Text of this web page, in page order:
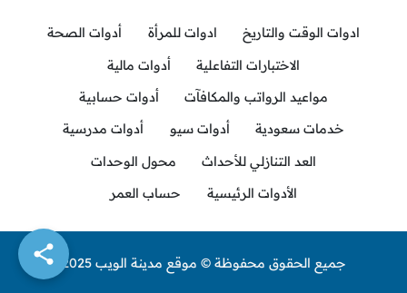
ادوات الوقت والتاريخ ادوات للمرأة
أدوات الصحة
الاختبارات التفاعلية
أدوات مالية
مواعيد الرواتب والمكافآت
أدوات حسابية
خدمات سعودية
أدوات سيو
أدوات مدرسية
العد التنازلي للأحداث
محول الوحدات
الأدوات الرئيسية
حساب العمر
جميع الحقوق محفوظة © موقع مدينة الويب 2025